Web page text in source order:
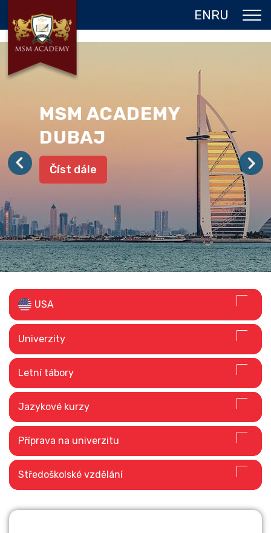
ENRU
O NÁS
DVOJITÝ DIPLOM
GALERIE
REFERENCE
KONTAKT
MSM ACADEMY
DUBAJ
Číst dále
STUDIUM V
ZAHRANIČÍ
Číst dále
USA
Univerzity
Letní tábory
Jazykové kurzy
Příprava na univerzitu
Středoškolské vzdělání